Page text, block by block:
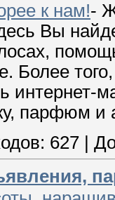
к нам!-
Вы
Более
интернет-
парфюм и
627